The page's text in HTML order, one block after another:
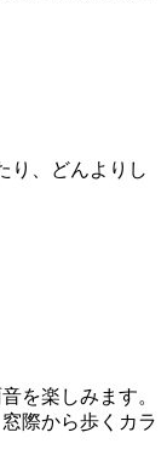
り、どんよりし
を楽しみます。
際から歩くカラ